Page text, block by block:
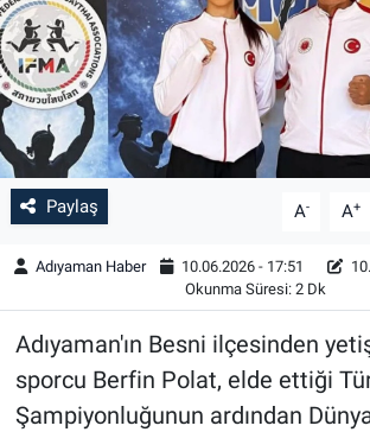
Paylaş A- A+
Adıyaman Haber 10.06.2026 - 17:51
Okunma Süresi: 2 Dk
Adıyaman'ın Besni ilçesinden
sporcu Berfin Polat, elde ettiği
Şampiyonluğunun ardından
Kültür Sanat
Eğitim
Ekonomi
Yaşam
Çevre
BİLİM VE TEKNOLOJİ
Şambayat Haber